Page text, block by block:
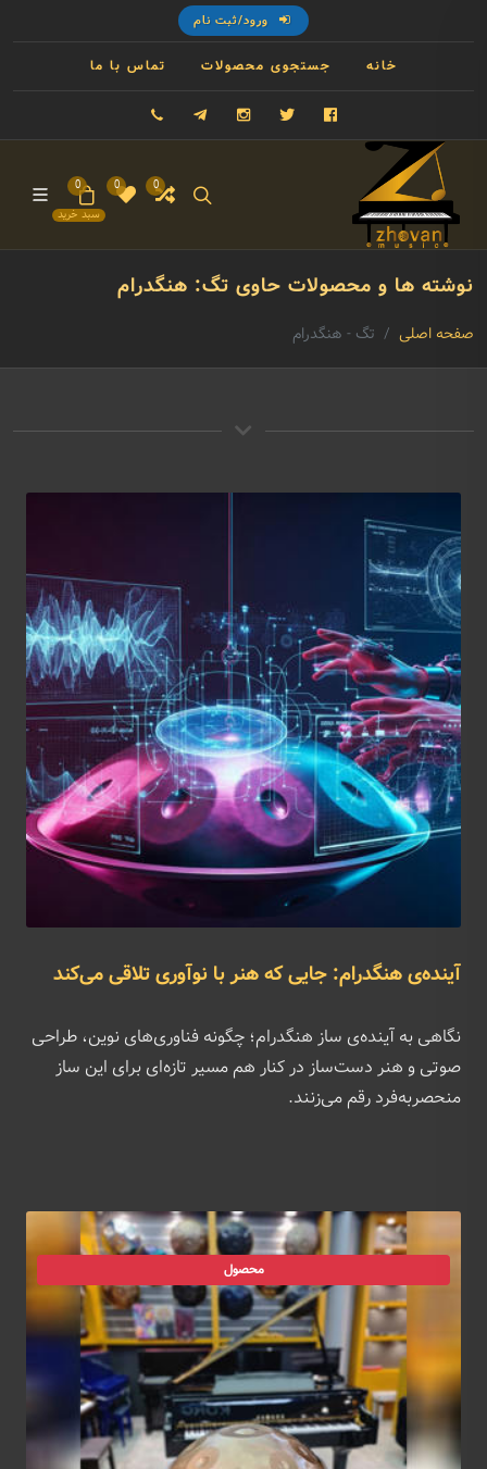
ورود/ثبت نام
خانه جستجوی محصولات تماس با ما
فیسبوک توییتر اینستاگرام تلگرام
0
0
سبد خرید
0
نوشته ها و محصولات حاوی تگ: هنگدرام
صفحه اصلی تگ - هنگدرام
آینده‌ی هنگدرام: جایی که هنر با نوآوری تلاقی می‌کند
نگاهی به آینده‌ی ساز هنگدرام؛ چگونه فناوری‌های نوین، طراحی
صوتی و هنر دست‌ساز در کنار هم مسیر تازه‌ای برای این ساز
منحصر‌به‌فرد رقم می‌زنند.
محصول